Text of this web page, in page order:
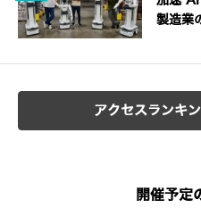
製造業
アクセスランキ
開催予定